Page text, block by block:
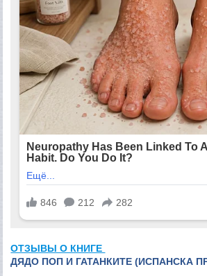
ОТЗЫВЫ О КНИГЕ
ДЯДО ПОП И ГАТАНКИТЕ (ИСПАНСКА